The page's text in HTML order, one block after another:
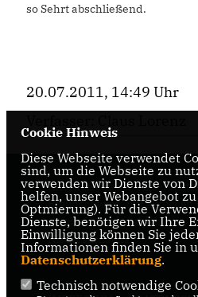
so Sehrt abschließend.
20.07.2011, 14:49 Uhr
Internetseite der CDU-
Braunschweig, mit
um die Kommunalpolitik in
Niedersachsens.
Cookie Hinweis
Diese Webseite verwendet
sind, um die Webseite zu
verwenden wir Dienste von
helfen, unser Webangebot
Optmierung). Für die
Dienste, benötigen wir Ihre
Einwilligung können Sie
Informationen finden Sie in
Datenschutzerklärung.
Technisch notwendige